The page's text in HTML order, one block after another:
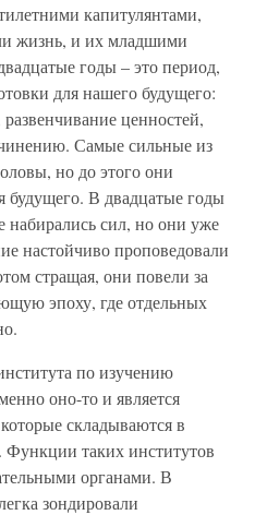
капитулянтами,
жизнь, и их младшими
годы – это период,
для нашего будущего:
развенчивание ценностей,
Самые сильные из
но до этого они
будущего. В двадцатые годы
сил, но они уже
настойчиво проповедовали
стращая, они повели за
эпоху, где отдельных
по изучению
оно-то и является
складываются в
Функции таких институтов
органами. В
зондировали